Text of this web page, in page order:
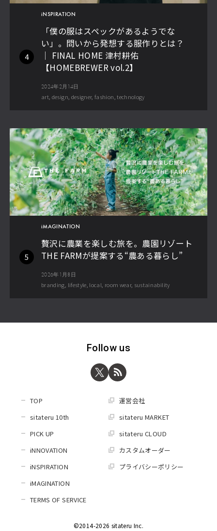
4
iNSPIRATION
「僕の服はスペックがあるようでな
い」。問いから発想する服作りとは？
│ FINAL HOME 津村耕佑
【HOMEBREWER vol.2】
2024年2月14日
art design designer fashion technology
5
iMAGINATION
贅沢に農業を楽しむ旅を。農園リゾート
THE FARMが提案する“農ある暮らし”
2026年1月8日
branding lifestyle local room wear sustainability
Follow us
TOP
sitateru 10th
PICK UP
iNNOVATION
iNSPIRATION
iMAGINATION
TERMS OF SERVICE
運営会社
sitateru MARKET
sitateru CLOUD
カスタムオーダー
プライバシーポリシー
©2014-2026 sitateru Inc.